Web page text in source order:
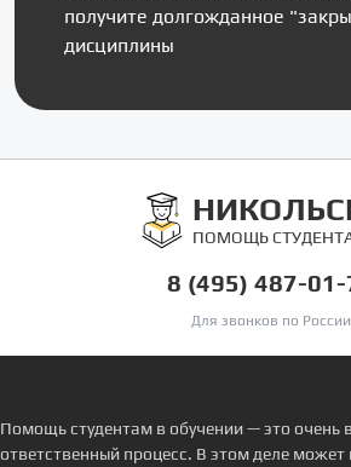
получите долгожданное
дисциплины
ПОМОЩЬ
8 (495) 487-01-
Для звонков по России
Помощь студентам в обучении — это очень
ответственный процесс. В этом деле